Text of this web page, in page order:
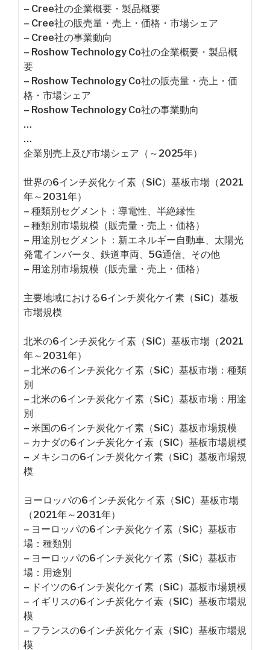
– Cree社の企業概要・製品概要
– Cree社の販売量・売上・価格・市場シェア
– Cree社の事業動向
– Roshow Technology Co社の企業概要・製品概
要
– Roshow Technology Co社の販売量・売上・価
格・市場シェア
– Roshow Technology Co社の事業動向
…
…
企業別売上及び市場シェア（～2025年）
世界の6インチ炭化ケイ素（SiC）基板市場（2021
年～2031年）
– 種類別セグメント：導電性、半絶縁性
– 種類別市場規模（販売量・売上・価格）
– 用途別セグメント：新エネルギー自動車、太陽光
発電インバータ、鉄道車両、5G通信、その他
– 用途別市場規模（販売量・売上・価格）
主要地域における6インチ炭化ケイ素（SiC）基板
市場規模
北米の6インチ炭化ケイ素（SiC）基板市場（2021
年～2031年）
– 北米の6インチ炭化ケイ素（SiC）基板市場：種類
別
– 北米の6インチ炭化ケイ素（SiC）基板市場：用途
別
– 米国の6インチ炭化ケイ素（SiC）基板市場規模
– カナダの6インチ炭化ケイ素（SiC）基板市場規模
– メキシコの6インチ炭化ケイ素（SiC）基板市場規
模
ヨーロッパの6インチ炭化ケイ素（SiC）基板市場
（2021年～2031年）
– ヨーロッパの6インチ炭化ケイ素（SiC）基板市
場：種類別
– ヨーロッパの6インチ炭化ケイ素（SiC）基板市
場：用途別
– ドイツの6インチ炭化ケイ素（SiC）基板市場規模
– イギリスの6インチ炭化ケイ素（SiC）基板市場規
模
– フランスの6インチ炭化ケイ素（SiC）基板市場規
模